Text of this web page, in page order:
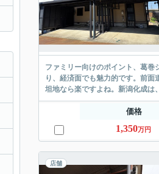
ファミリー向けのポイント、葛巻
り、経済面でも魅力的です。前
坦地なら楽ですよね。新潟化成は
価格
1,350万円
店舗